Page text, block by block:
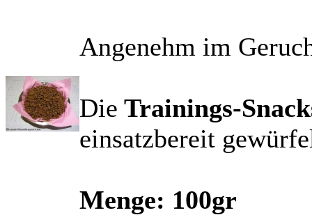
Angenehm im
Die Trainings-
einsatzbereit
Menge: 100gr